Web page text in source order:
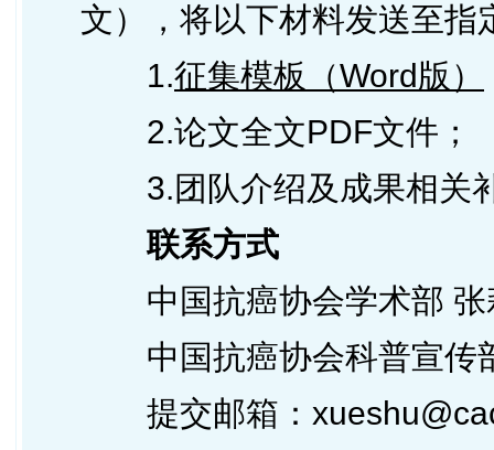
文），将以下材料发送至
1.征集模板（Word版）
2.论文全文PDF文件；
3.团队介绍及成果相关
联系方式
中国抗癌协会学术部
中国抗癌协会科普宣
提交邮箱：